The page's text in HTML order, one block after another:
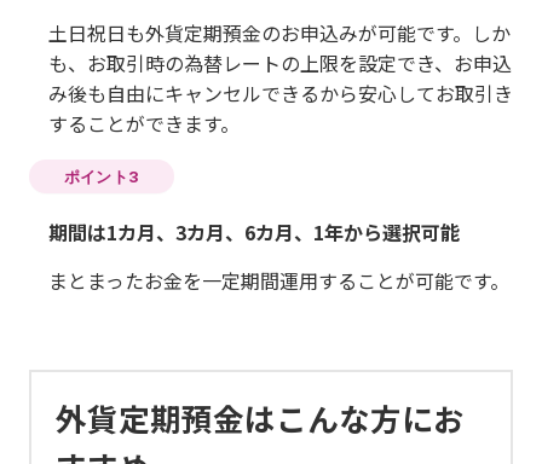
土日祝日も外貨定期預金のお申込みが可能です。しか
も、お取引時の為替レートの上限を設定でき、お申込
み後も自由にキャンセルできるから安心してお取引き
することができます。
ポイント3
期間は1カ月、3カ月、6カ月、1年から選択可能
まとまったお金を一定期間運用することが可能です。
外貨定期預金はこんな方にお